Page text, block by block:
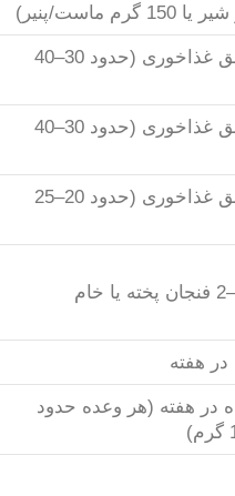
گرم ماست/پنیر)
3–4 قاشق غذاخوری (حدود 30–40
3–4 قاشق غذاخوری (حدود 30–40
2–3 قاشق غذاخوری (حدود 20–25
در هفته (هر وعده حدود